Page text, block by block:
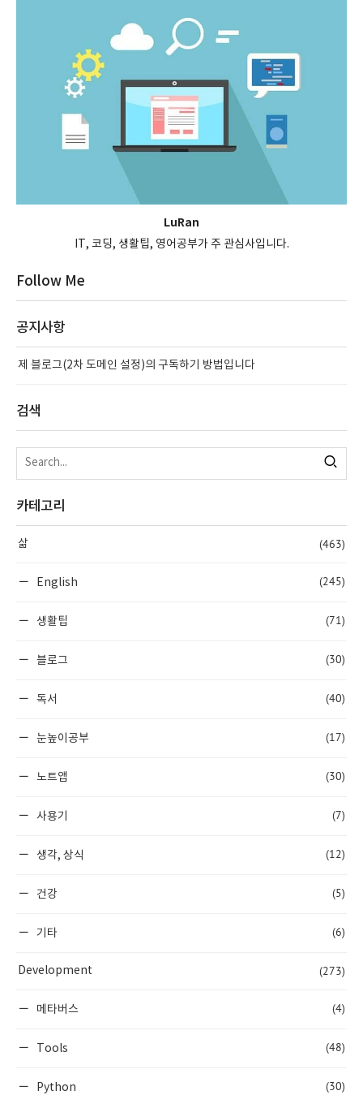
LuRan
IT, 코딩, 생활팁, 영어공부가 주 관심사입니다.
Follow Me
공지사항
제 블로그(2차 도메인 설정)의 구독하기 방법입니다
검색
카테고리
삶 (463)
English (245)
생활팁 (71)
블로그 (30)
독서 (40)
눈높이공부 (17)
노트앱 (30)
사용기 (7)
생각, 상식 (12)
건강 (5)
기타 (6)
Development (273)
메타버스 (4)
Tools (48)
Python (30)